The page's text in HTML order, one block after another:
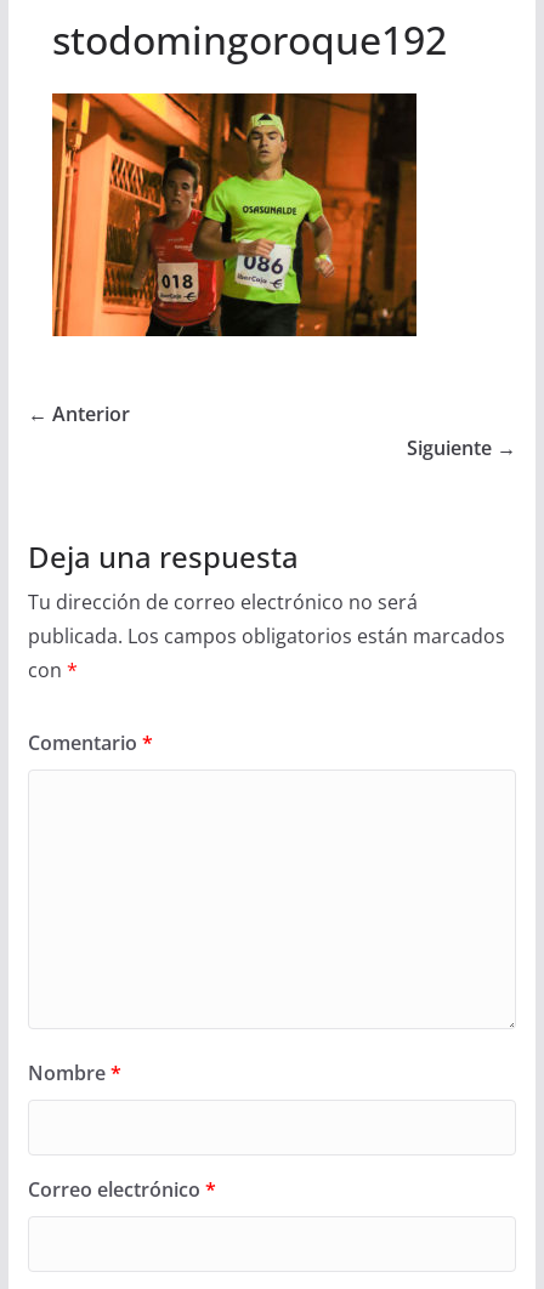
stodomingoroque192
← Anterior
Siguiente →
Deja una respuesta
Tu dirección de correo electrónico no será
publicada. Los campos obligatorios están marcados
con *
Comentario *
Nombre*
Correo electrónico *